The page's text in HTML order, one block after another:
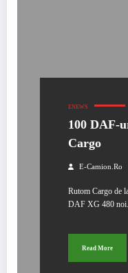
ENEWS
100 DAF-
Cargo
E-Camion.ro
Rutom Cargo de
DAF XG 480
Read More